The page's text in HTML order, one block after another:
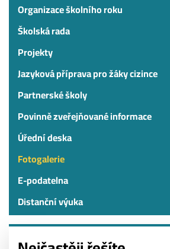
Organizace školního roku
Školská rada
Projekty
Jazyková příprava pro žáky cizince
Partnerské školy
Povinně zveřejňované informace
Úřední deska
Fotogalerie
E-podatelna
Distanční výuka